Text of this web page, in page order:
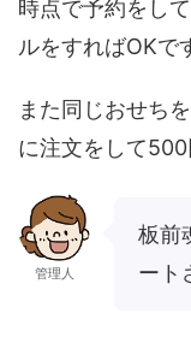
時点で予約をし
ルをすればOKで
また同じおせち
に注文をして500
管理人
板前
ート